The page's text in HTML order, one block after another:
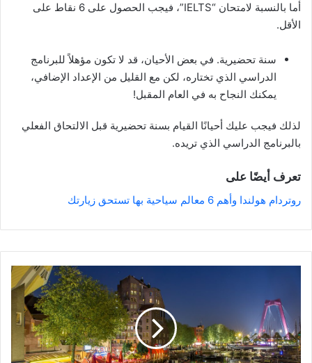
أما بالنسبة لامتحان “IELTS”، فيجب الحصول على 6 نقاط على
الأقل.
سنة تحضيرية. في بعض الأحيان، قد لا تكون مؤهلاً للبرنامج
الدراسي الذي تختاره، لكن مع القليل من الإعداد الإضافي،
يمكنك النجاح به في العام المقبل!
لذلك فيجب عليك أحيانًا القيام بسنة تحضيرية قبل الالتحاق الفعلي
بالبرنامج الدراسي الذي تريده.
تعرف أيضًا على
روتردام هولندا وأهم 6 معالم سياحية بها تستحق زيارتك
وأفضل
6
معالم
سياحية
موجودة